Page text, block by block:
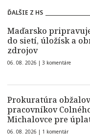
ĎALŠIE Z HS
Maďarsko
do sietí, úložísk a
zdrojov
06. 08. 2026 | 3 komentáre
Prokuratúra
pracovníkov
Michalovce pre
06. 08. 2026 | 1 komentár